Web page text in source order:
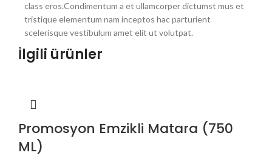
class eros.Condimentum a et ullamcorper dictumst mus et
tristique elementum nam inceptos hac parturient
scelerisque vestibulum amet elit ut volutpat.
İlgili ürünler
Promosyon Emzikli Matara (750
ML)